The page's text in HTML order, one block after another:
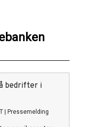
bedrifter i
Pressemelding